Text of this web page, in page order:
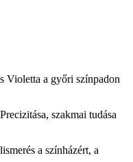
Violetta a győri színpadon
szakmai tudása
a színházért, a